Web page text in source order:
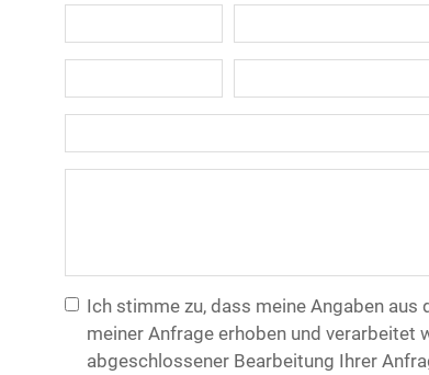
Ich stimme zu, dass meine Angaben
meiner Anfrage erhoben und verarbeitet
abgeschlossener Bearbeitung Ihrer